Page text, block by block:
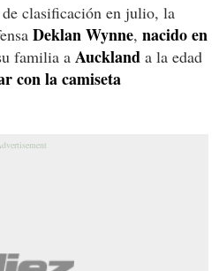
clasificación en julio, la
Deklan Wynne, nacido en
familia a Auckland a la edad
con la camiseta